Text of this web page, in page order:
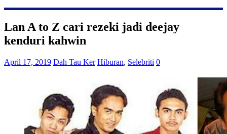
Lan A to Z cari rezeki jadi deejay
kenduri kahwin
April 17, 2019 Dah Tau Ker Hiburan, Selebriti 0